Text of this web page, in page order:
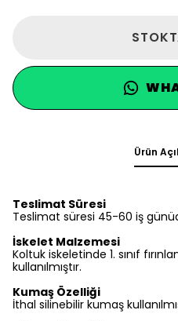
Ürün
Teslimat Süresi
Teslimat süresi 45-60 iş
İskelet Malzemesi
Koltuk iskeletinde 1. sınıf
kullanılmıştır.
Kumaş Özelliği
İthal silinebilir kumaş